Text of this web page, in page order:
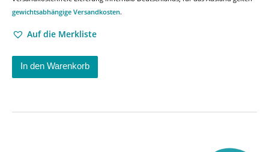
gewichtsabhängige Versandkosten.
Auf die Merkliste
In den Warenkorb